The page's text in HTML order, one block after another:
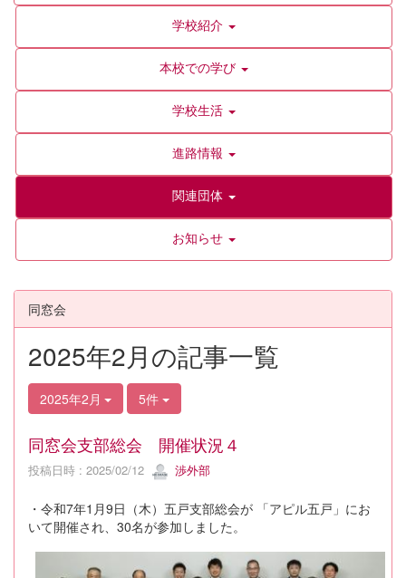
学校紹介
本校での学び
学校生活
進路情報
関連団体
お知らせ
同窓会
2025年2月の記事一覧
2025年2月 5件
同窓会支部総会 開催状況４
投稿日時 : 2025/02/12 渉外部
・令和7年1月9日（木）五戸支部総会が 「アピル五戸」にお
いて開催され、30名が参加しました。